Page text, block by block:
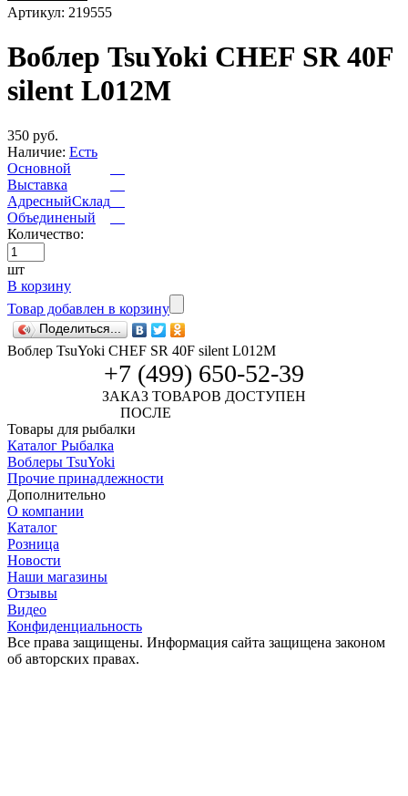
Артикул: 219555
Воблер TsuYoki CHEF SR 40F
silent L012M
350 руб.
Наличие: Есть
Основной
Выставка
АдресныйСклад
Объединеный
Количество:
шт
В корзину
Товар добавлен в корзину
Поделиться...
Воблер TsuYoki CHEF SR 40F silent L012M
+7 (499) 650-52-39
ЗАКАЗ ТОВАРОВ ДОСТУПЕН
ПОСЛЕ
Товары для рыбалки
Каталог Рыбалка
Воблеры TsuYoki
Прочие принадлежности
Дополнительно
О компании
Каталог
Розница
Новости
Наши магазины
Отзывы
Видео
Конфиденциальность
Все права защищены. Информация сайта защищена законом
об авторских правах.